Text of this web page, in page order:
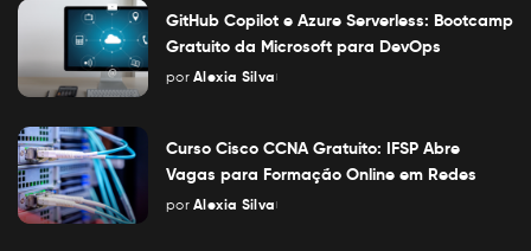
GitHub Copilot e Azure Serverless: Bootcamp
Gratuito da Microsoft para DevOps
Posted
por Alexia Silva
Curso Cisco CCNA Gratuito: IFSP Abre
Vagas para Formação Online em Redes
Posted
por Alexia Silva